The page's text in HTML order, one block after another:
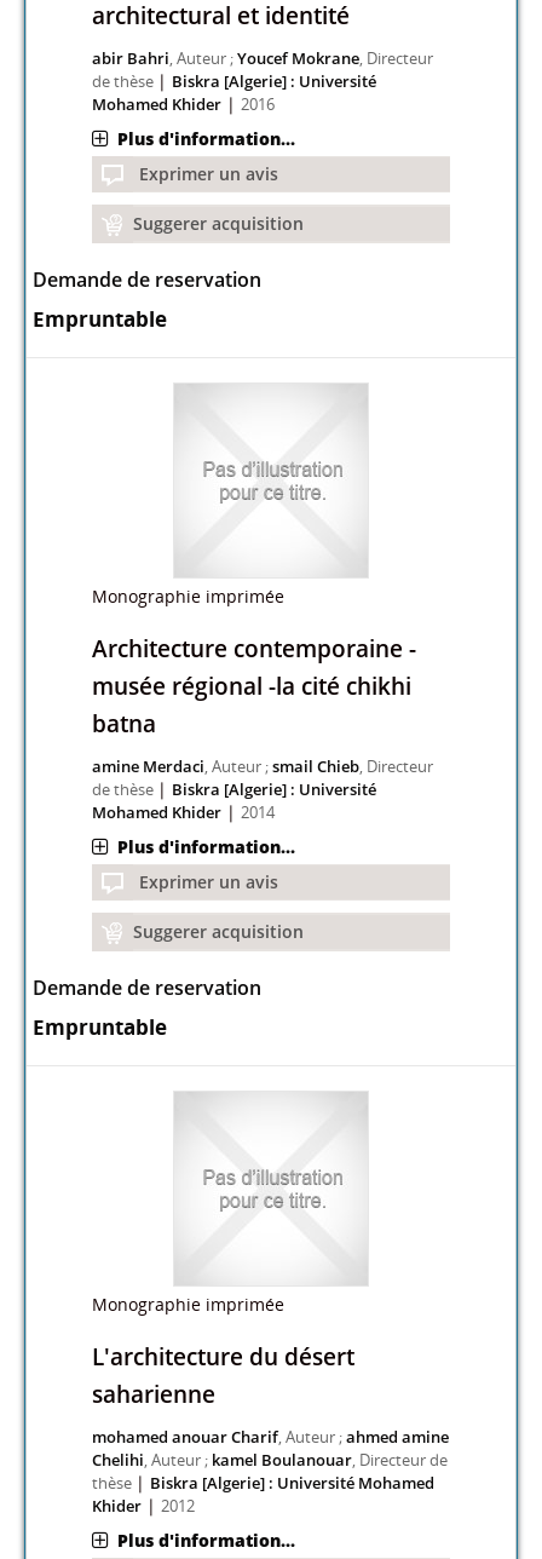
architectural et identité
abir Bahri, Auteur ;Youcef Mokrane, Directeur
de thèse | Biskra [Algerie] : Université
Mohamed Khider |2016
Plus d'information...
Exprimer un avis
Suggerer acquisition
Demande de reservation
Empruntable
Monographie imprimée
Architecture contemporaine -
musée régional -la cité chikhi
batna
amine Merdaci, Auteur ;smail Chieb, Directeur
de thèse | Biskra [Algerie] : Université
Mohamed Khider |2014
Plus d'information...
Exprimer un avis
Suggerer acquisition
Demande de reservation
Empruntable
Monographie imprimée
L'architecture du désert
saharienne
mohamed anouar Charif, Auteur ;ahmed amine
Chelihi, Auteur ; kamel Boulanouar, Directeur de
thèse | Biskra [Algerie] : Université Mohamed
Khider |2012
Plus d'information...